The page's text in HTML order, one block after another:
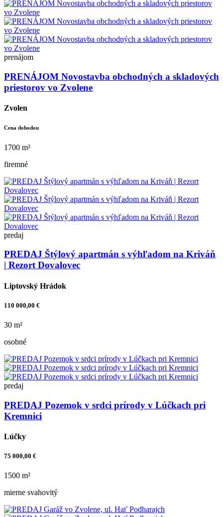
prenájom
PRENÁJOM Novostavba obchodných a skladových
priestorov vo Zvolene
Zvolen
Cena dohodou
1700 m²
firemné
predaj
PREDAJ Štýlový apartmán s výhľadom na Kriváň
| Rezort Dovalovec
Liptovský Hrádok
110 000,00 €
30 m²
osobné
predaj
PREDAJ Pozemok v srdci prírody v Lúčkach pri
Kremnici
Lúčky
75 000,00 €
1500 m²
mierne svahovitý